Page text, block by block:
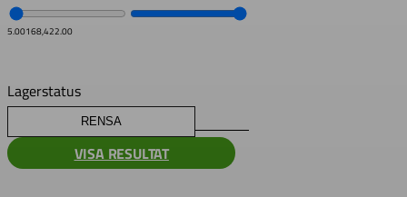
5.00168,422.00
Lagerstatus
RENSA
VISA RESULTAT